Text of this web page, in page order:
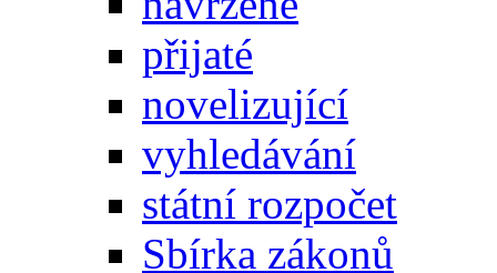
přijaté
novelizující
vyhledávání
státní rozpočet
Sbírka zákonů